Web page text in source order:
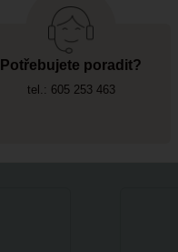
Potřebujete poradit?
tel.: 605 253 463